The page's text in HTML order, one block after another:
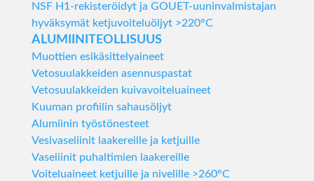
NSF H1-rekisteröidyt ja GOUET-uuninvalmistajan
hyväksymät ketjuvoiteluöljyt >220°C
ALUMIINITEOLLISUUS
Muottien esikäsittelyaineet
Vetosuulakkeiden asennuspastat
Vetosuulakkeiden kuivavoiteluaineet
Kuuman profiilin sahausöljyt
Alumiinin työstönesteet
Vesivaseliinit laakereille ja ketjuille
Vaseliinit puhaltimien laakereille
Voiteluaineet ketjuille ja nivelille >260°C